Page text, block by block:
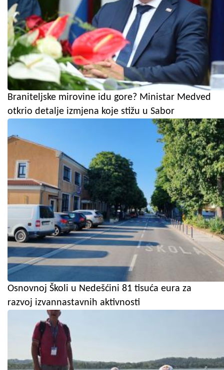
Braniteljske mirovine idu gore? Ministar Medved
otkrio detalje izmjena koje stižu u Sabor
Osnovnoj Školi u Nedešćini 81 tisuća eura za
razvoj izvannastavnih aktivnosti